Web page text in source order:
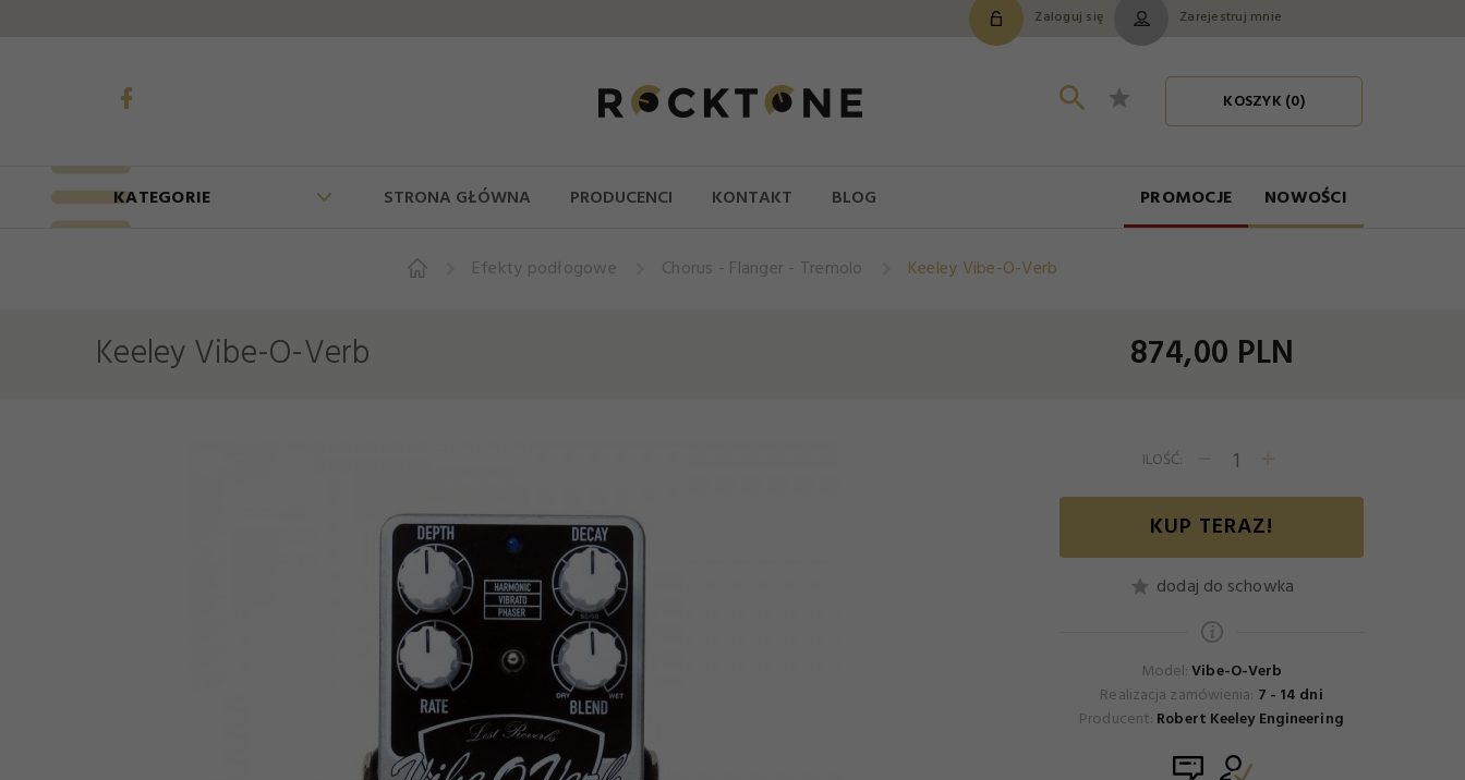
Zaloguj się Zarejestruj mnie
KOSZYK (0)
KATEGORIE STRONA GŁÓWNA PRODUCENCI KONTAKT BLOG PROMOCJE NOWOŚCI
Efekty podłogowe Chorus - Flanger - Tremolo Keeley Vibe-O-Verb
Keeley Vibe-O-Verb 874,00 PLN
ILOŚĆ:
KUP TERAZ!
dodaj do schowka
Model:Vibe-O-Verb
Realizacja zamówienia: 7 - 14 dni
Producent: Robert Keeley Engineering